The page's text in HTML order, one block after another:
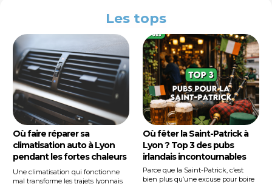
Saint-Germain-Nuelles,
L’Arbresle. Le tout à 30
minutes de Lyon pour
pouvoir passer plus de
temps à se balader
que dans les
transports. Voici les 3
balades qui valent le
détour !
Les tops
Où faire réparer sa
climatisation auto à Lyon
pendant les fortes chaleurs
?
Une climatisation qui fonctionne
mal transforme les trajets lyonnais
Où fêter la Saint-Patrick à
Lyon ? Top 3 des pubs
irlandais incontournables
Parce que la Saint-Patrick, c’est
bien plus qu’une excuse pour boire